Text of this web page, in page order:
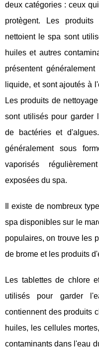
deux catégories : ceux
protègent. Les
nettoient le spa sont
huiles et autres
présentent
liquide, et sont ajoutés à
Les produits de
sont utilisés pour garder
de bactéries et
généralement sous
vaporisés
exposées du spa.
Il existe de nombreux
spa disponibles sur le
populaires, on trouve les
de brome et les produits
Les tablettes de chlore
utilisés pour garder
contiennent des produits
huiles, les cellules
contaminants dans l'eau